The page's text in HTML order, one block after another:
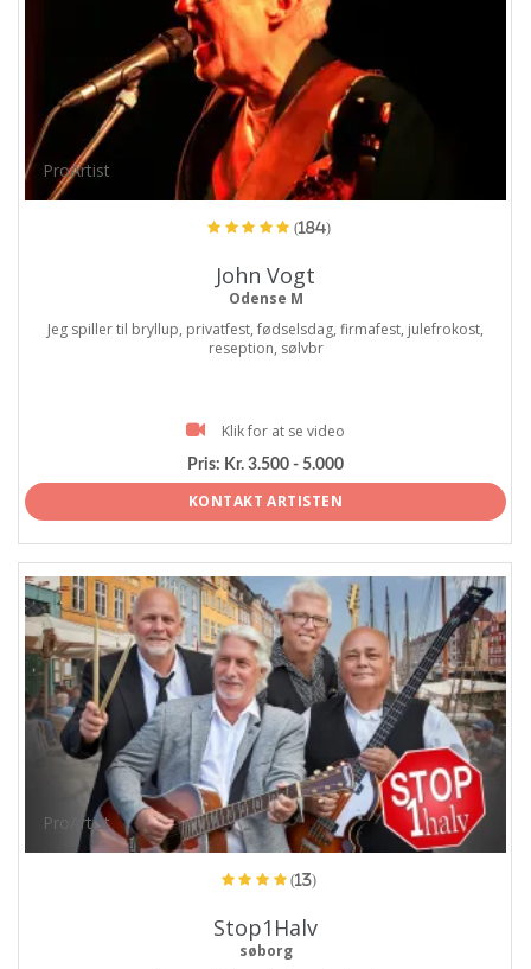
ProArtist
(184)
John Vogt
Odense M
Jeg spiller til bryllup, privatfest, fødselsdag, firmafest, julefrokost,
reseption, sølvbr
Klik for at se video
Pris: Kr. 3.500 - 5.000
KONTAKT ARTISTEN
ProArtist
(13)
Stop1Halv
søborg